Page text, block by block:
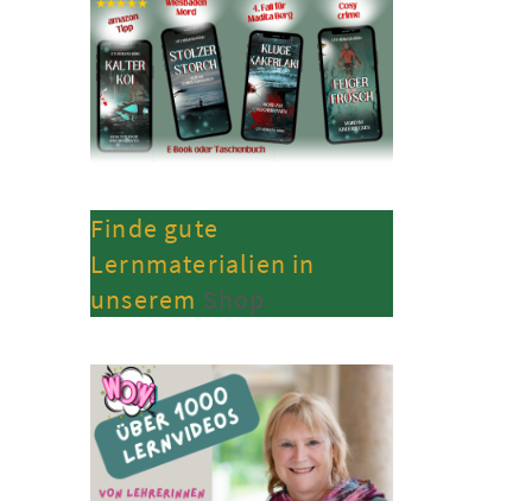
Finde gute
Lernmaterialien in
unserem Shop